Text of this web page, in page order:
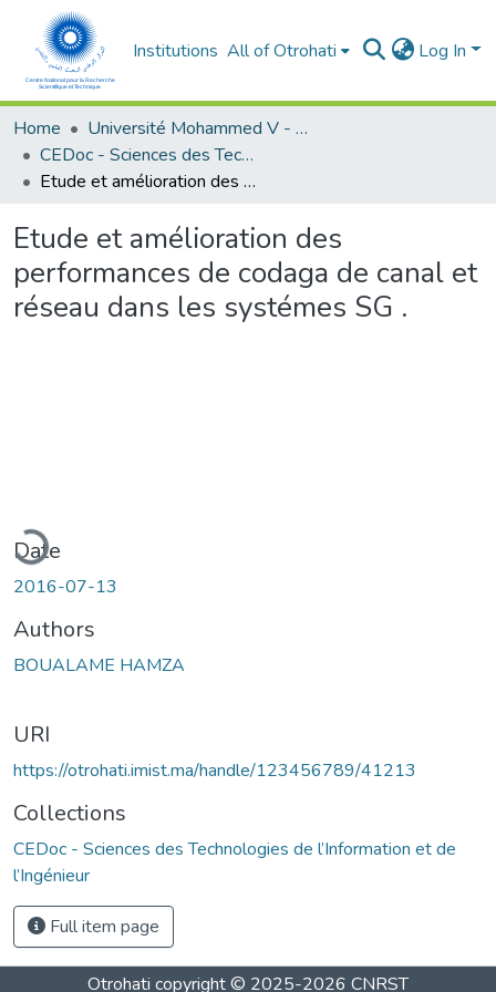
Institutions All of Otrohati Log In
Home
Université Mohammed V - Rabat
CEDoc - Sciences des Technologies de l’Information et de l’Ingénieur
Etude et amélioration des performances de codaga de canal et réseau dans les systémes SG .
Etude et amélioration des
performances de codaga de canal et
réseau dans les systémes SG .
Date
2016-07-13
Authors
BOUALAME HAMZA
URI
https://otrohati.imist.ma/handle/123456789/41213
Collections
CEDoc - Sciences des Technologies de l’Information et de
l’Ingénieur
Full item page
Otrohati copyright © 2025-2026 CNRST